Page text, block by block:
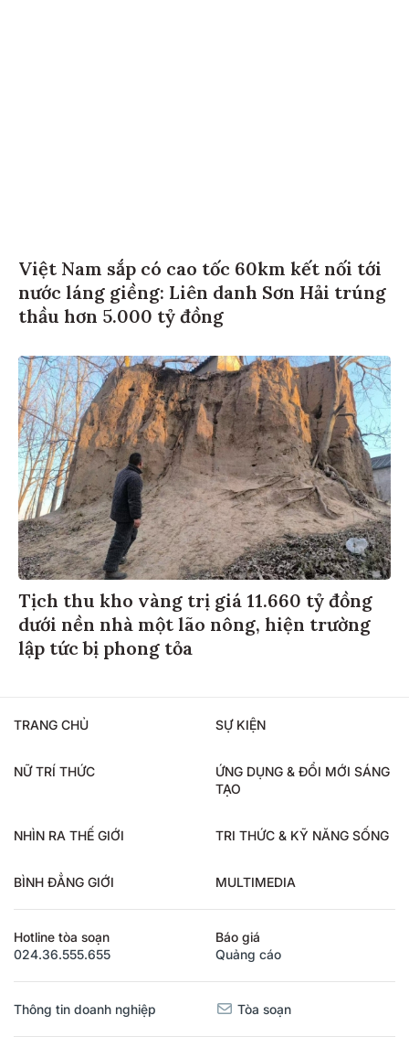
Việt Nam sắp có cao tốc 60km kết nối tới
nước láng giềng: Liên danh Sơn Hải trúng
thầu hơn 5.000 tỷ đồng
Tịch thu kho vàng trị giá 11.660 tỷ đồng
dưới nền nhà một lão nông, hiện trường
lập tức bị phong tỏa
TRANG CHỦ SỰ KIỆN
NỮ TRÍ THỨC
ỨNG DỤNG & ĐỔI MỚI SÁNG
TẠO
NHÌN RA THẾ GIỚI TRI THỨC & KỸ NĂNG SỐNG
BÌNH ĐẲNG GIỚI MULTIMEDIA
Hotline tòa soạn
024.36.555.655
Báo giá
Quảng cáo
Thông tin doanh nghiệp Tòa soạn